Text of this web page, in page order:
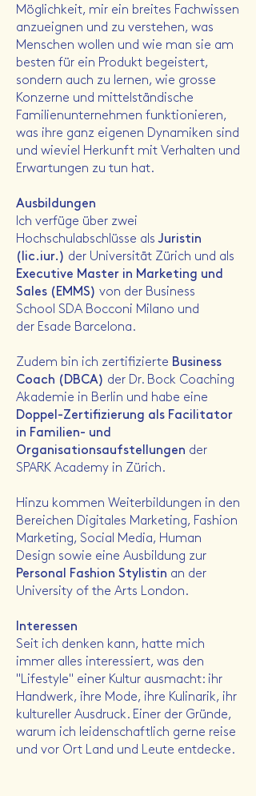
Möglichkeit, mir ein breites Fachwissen
anzueignen und zu verstehen, was
Menschen wollen und wie man sie am
besten für ein Produkt begeistert,
sondern auch zu lernen, wie grosse
Konzerne und mittelständische
Familienunternehmen funktionieren,
was ihre ganz eigenen Dynamiken sind
und wieviel Herkunft mit Verhalten und
Erwartungen zu tun hat.
Ausbildungen
Ich verfüge über zwei
Hochschulabschlüsse alsJuristin
(lic.iur.) der Universität Zürich und als
Executive Master in Marketing und
Sales (EMMS) von der Business
School SDA Bocconi Milano und
der Esade Barcelona.
Zudem bin ich zertifizierte Business
Coach (DBCA) der Dr. Bock Coaching
Akademie in Berlin und habe eine
Doppel-Zertifizierung als Facilitator
in Familien- und
Organisationsaufstellungen der
SPARK Academy in Zürich.
Hinzu kommen Weiterbildungen in den
Bereichen Digitales Marketing, Fashion
Marketing, Social Media, Human
Design sowie eine Ausbildung zur
Personal Fashion Stylistin an der
University of the Arts London.
Interessen
Seit ich denken kann, hatte mich
immer alles interessiert, was den
"Lifestyle" einer Kultur ausmacht: ihr
Handwerk, ihre Mode, ihre Kulinarik, ihr
kultureller Ausdruck. Einer der Gründe,
warum ich leidenschaftlich gerne reise
und vor Ort Land und Leute entdecke.